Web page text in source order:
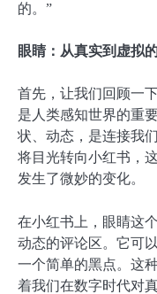
的。”
眼睛：从真实到虚拟
首先，让我们回顾一
是人类感知世界的重
状、动态，是连接我
将目光转向小红书，
发生了微妙的变化。
在小红书上，眼睛这
动态的评论区。它可
一个简单的黑点。这
着我们在数字时代对